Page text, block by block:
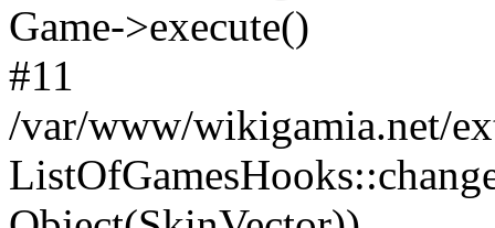
Game->execute()
#11
/var/www/wikigamia.net/